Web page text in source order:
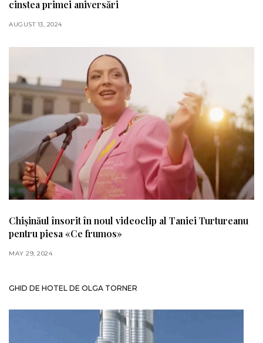
cinstea primei aniversări
AUGUST 13, 2024
Chișinăul însorit în noul videoclip al Taniei Turtureanu
pentru piesa «Ce frumos»
MAY 29, 2024
GHID DE HOTEL DE OLGA TORNER